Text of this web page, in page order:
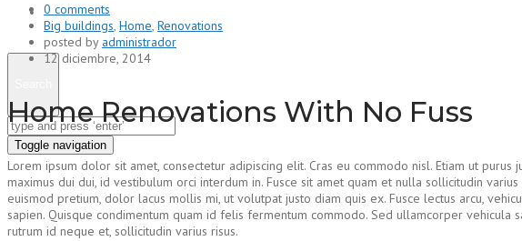
Contacto
Toggle navigation
0 comments
Big buildings, Home, Renovations
posted by administrador
12 diciembre, 2014
Home Renovations With No Fuss
Lorem ipsum dolor sit amet, consectetur adipiscing elit. Cras eu commodo nisl. Etiam ut
maximus dui dui, id vestibulum orci interdum in. Fusce sit amet quam et nulla sollicitudin
euismod pretium, dolor lacus mollis mi, ut volutpat justo diam quis ex. Fusce lectus arcu,
sapien. Quisque condimentum quam id felis fermentum commodo. Sed ullamcorper
rutrum id neque et, sollicitudin varius risus.